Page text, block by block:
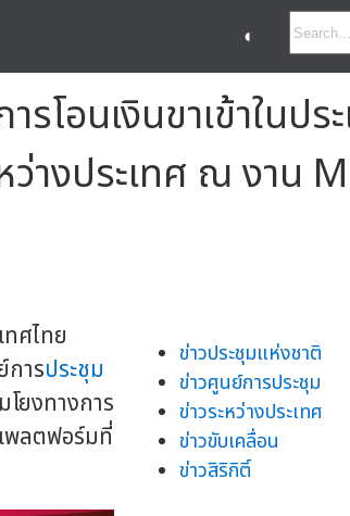
◐
อนเงินขาเข้าในปร
ว่างประเทศ ณ งาน
ศไทย
ารประชุม
ยงทางการ
พลตฟอร์มที่
ข่าวประชุมแห่งชาติ
ข่าวศูนย์การประชุม
ข่าวระหว่างประเทศ
ข่าวขับเคลื่อน
ข่าวสิริกิติ์